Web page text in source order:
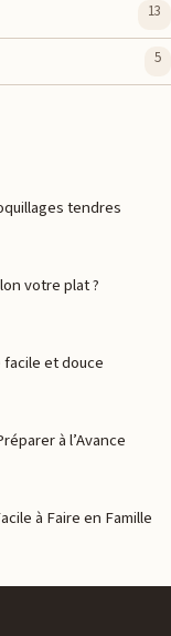
13
5
tendres
votre plat ?
et douce
à l’Avance
à Faire en Famille